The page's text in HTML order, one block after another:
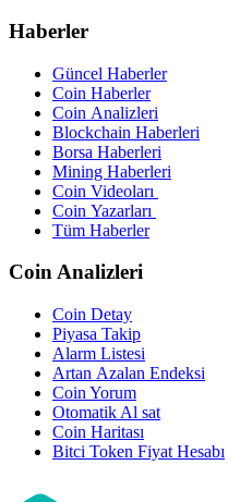
Haberler
Güncel Haberler
Coin Haberler
Coin Analizleri
Blockchain Haberleri
Borsa Haberleri
Mining Haberleri
Coin Videoları
Coin Yazarları
Tüm Haberler
Coin Analizleri
Coin Detay
Piyasa Takip
Alarm Listesi
Artan Azalan Endeksi
Coin Yorum
Otomatik Al sat
Coin Haritası
Bitci Token Fiyat Hesabı